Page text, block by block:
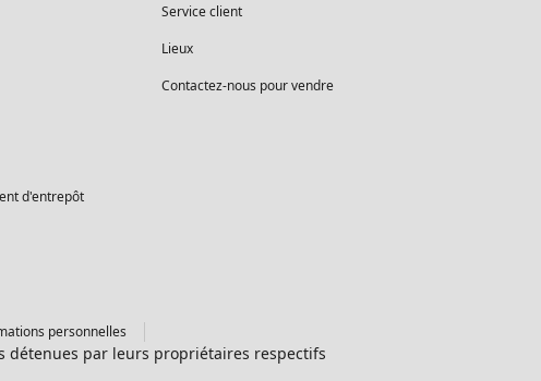
d'entrepôt
Service client
Lieux
Contactez-nous pour vendre
personnelles
détenues par leurs propriétaires respectifs